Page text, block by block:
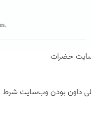
حضرات
داون بودن وب‌سایت شرط